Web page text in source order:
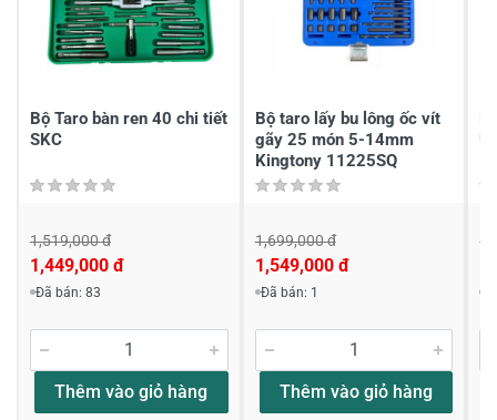
Chia sẻ nhận xét về sản phẩm
Viết nhận xét về sản phẩm
Đánh giá sao
Bộ Taro bàn ren 40 chi tiết
SKC
1,519,000 đ
1,449,000 đ
Đã bán: 83
Thêm vào giỏ hàng
Bộ taro lấy bu lông ốc vít
gãy 25 món 5-14mm
Kingtony 11225SQ
1,699,000 đ
1,549,000 đ
Đã bán: 1
Thêm vào giỏ hàng